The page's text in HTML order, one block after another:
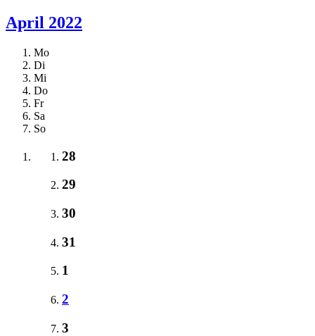
April 2022
Mo
Di
Mi
Do
Fr
Sa
So
28
29
30
31
1
2
3